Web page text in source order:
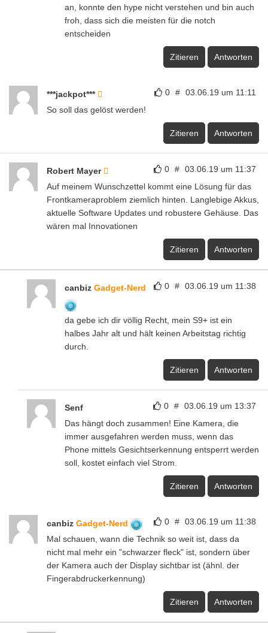
an, konnte den hype nicht verstehen und bin auch
froh, dass sich die meisten für die notch
entscheiden
Zitieren Antworten
0 # 03.06.19 um 11:11
***jackpot***
So soll das gelöst werden!
Zitieren Antworten
0 # 03.06.19 um 11:37
Robert Mayer
Auf meinem Wunschzettel kommt eine Lösung für das
Frontkameraproblem ziemlich hinten. Langlebige Akkus,
aktuelle Software Updates und robustere Gehäuse. Das
wären mal Innovationen
Zitieren Antworten
0 # 03.06.19 um 11:38
canbiz Gadget-Nerd
da gebe ich dir völlig Recht, mein S9+ ist ein
halbes Jahr alt und hält keinen Arbeitstag richtig
durch.
Zitieren Antworten
0 # 03.06.19 um 13:37
Senf
Das hängt doch zusammen! Eine Kamera, die
immer ausgefahren werden muss, wenn das
Phone mittels Gesichtserkennung entsperrt werden
soll, kostet einfach viel Strom.
Zitieren Antworten
0 # 03.06.19 um 11:38
canbiz Gadget-Nerd
Mal schauen, wann die Technik so weit ist, dass da
nicht mal mehr ein "schwarzer fleck" ist, sondern über
der Kamera auch der Display sichtbar ist (ähnl. der
Fingerabdruckerkennung)
Zitieren Antworten